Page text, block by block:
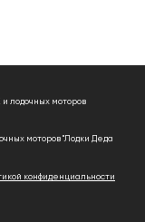
лодочных моторов
моторов "Лодки Деда
конфиденциальности